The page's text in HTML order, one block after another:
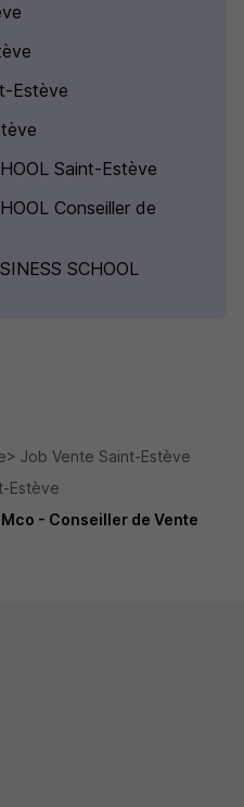
Estève
Saint-Estève
Conseiller de
SCHOOL
Job Vente Saint-Estève
Estève
- Conseiller de Vente